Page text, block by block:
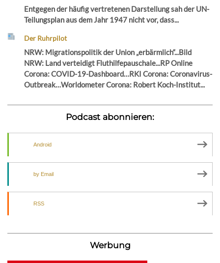
Entgegen der häufig vertretenen Darstellung sah der UN-
Teilungsplan aus dem Jahr 1947 nicht vor, dass...
Der Ruhrpilot
NRW: Migrationspolitik der Union „erbärmlich“...Bild
NRW: Land verteidigt Fluthilfepauschale...RP Online
Corona: COVID-19-Dashboard…RKI Corona: Coronavirus-
Outbreak…Worldometer Corona: Robert Koch-Institut...
Podcast abonnieren:
Android
by Email
RSS
Werbung